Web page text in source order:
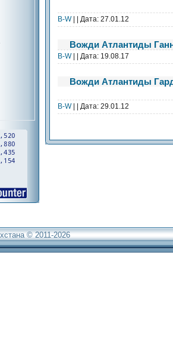
В-W| | Дата: 27.01.12
Вожди Атлантиды
В-W| | Дата: 19.08.17
Вожди Атлантиды
В-W| | Дата: 29.01.12
© 2011-2026